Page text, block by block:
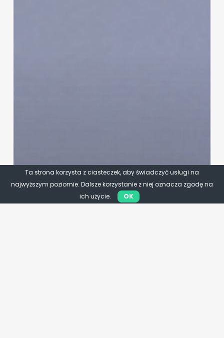
Ta strona korzysta z ciasteczek, aby świadczyć usługi na
najwyższym poziomie. Dalsze korzystanie z niej oznacza zgodę na
ich użycie.
OK